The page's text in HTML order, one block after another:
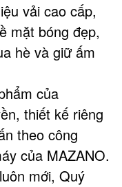
vải cao cấp,
mặt bóng đẹp,
hè và giữ ấm
của
thiết kế riêng
theo công
của MAZANO.
mới, Quý